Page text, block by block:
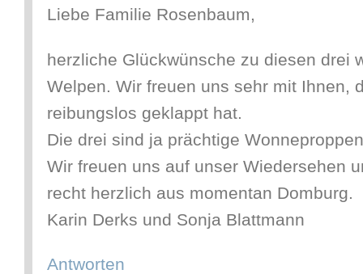
Liebe Familie Rosenbaum,
herzliche Glückwünsche zu diesen drei
Welpen. Wir freuen uns sehr mit Ihnen,
reibungslos geklappt hat.
Die drei sind ja prächtige
Wir freuen uns auf unser Wiedersehen
recht herzlich aus momentan Domburg.
Karin Derks und Sonja Blattmann
Antworten